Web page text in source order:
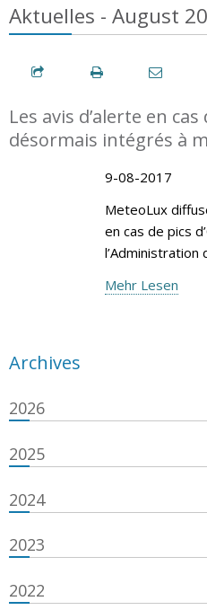
Aktuelles - August
Les avis d’alerte en cas
désormais intégrés à
9-08-2017
MeteoLux
en cas de pics
l’Administration
Mehr Lesen
Archives
2026
2025
2024
2023
2022